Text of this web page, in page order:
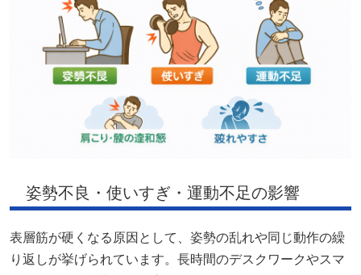
姿勢不良・使いすぎ・運動不足の影響
表層筋が硬くなる原因として、姿勢の乱れや同じ動作の繰
り返しが挙げられています。長時間のデスクワークやスマ